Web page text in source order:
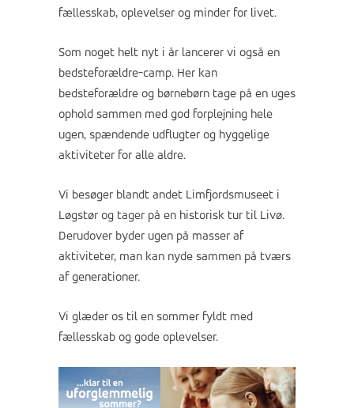
fællesskab, oplevelser og minder for livet.
Som noget helt nyt i år lancerer vi også en
bedsteforældre-camp. Her kan
bedsteforældre og børnebørn tage på en uges
ophold sammen med god forplejning hele
ugen, spændende udflugter og hyggelige
aktiviteter for alle aldre.
Vi besøger blandt andet Limfjordsmuseet i
Løgstør og tager på en historisk tur til Livø.
Derudover byder ugen på masser af
aktiviteter, man kan nyde sammen på tværs
af generationer.
Vi glæder os til en sommer fyldt med
fællesskab og gode oplevelser.